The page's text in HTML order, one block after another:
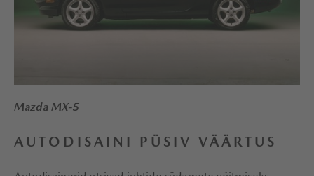
Mazda MX-5
AUTODISAINI PÜSIV VÄÄRTUS